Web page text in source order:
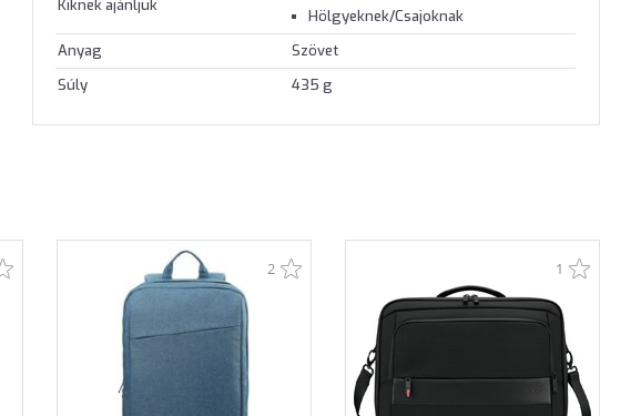
Kiknek ajánljuk
Hölgyeknek/Csajoknak
Anyag
Szövet
Súly
435 g
2 1